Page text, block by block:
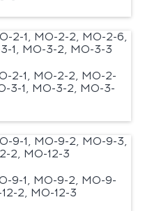
2-1, М0-2-2, М0-2-
3-1, М0-3-2, М0-3-
9-1, М0-9-2, М0-9-
2, М0-12-3